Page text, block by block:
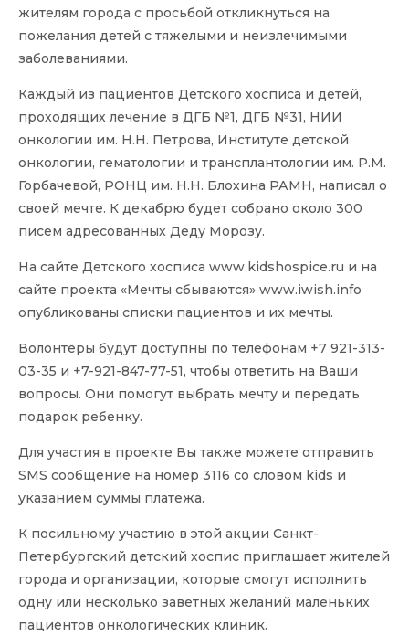
жителям города с просьбой откликнуться на
пожелания детей с тяжелыми и неизлечимыми
заболеваниями.
Каждый из пациентов Детского хосписа и детей,
проходящих лечение в ДГБ №1, ДГБ №31, НИИ
онкологии им. Н.Н. Петрова, Институте детской
онкологии, гематологии и трансплантологии им. Р.М.
Горбачевой, РОНЦ им. Н.Н. Блохина РАМН, написал о
своей мечте. К декабрю будет собрано около 300
писем адресованных Деду Морозу.
На сайте Детского хосписа www.kidshospice.ru и на
сайте проекта «Мечты сбываются» www.iwish.info
опубликованы списки пациентов и их мечты.
Волонтёры будут доступны по телефонам +7 921-313-
03-35 и +7-921-847-77-51, чтобы ответить на Ваши
вопросы. Они помогут выбрать мечту и передать
подарок ребенку.
Для участия в проекте Вы также можете отправить
SMS сообщение на номер 3116 со словом kids и
указанием суммы платежа.
К посильному участию в этой акции Санкт-
Петербургский детский хоспис приглашает жителей
города и организации, которые смогут исполнить
одну или несколько заветных желаний маленьких
пациентов онкологических клиник.